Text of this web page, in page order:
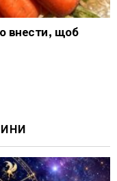
внести, щоб